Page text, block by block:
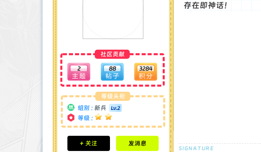
社区贡献
2 88 3284
等级头衔
组别 : 新兵
等级 :
积分成就
钻石 : 1 颗
+ 关注 发消息
存在即神话！